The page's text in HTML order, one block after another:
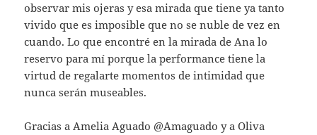
observar mis ojeras y esa mirada que tiene ya tanto
vivido que es imposible que no se nuble de vez en
cuando. Lo que encontré en la mirada de Ana lo
reservo para mí porque la performance tiene la
virtud de regalarte momentos de intimidad que
nunca serán museables.
Gracias a Amelia Aguado @Amaguado y a Oliva